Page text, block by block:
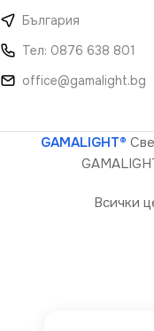
България
Тел: 0876 638 801
office@gamalight.bg
GAMALIGHT®
Всички